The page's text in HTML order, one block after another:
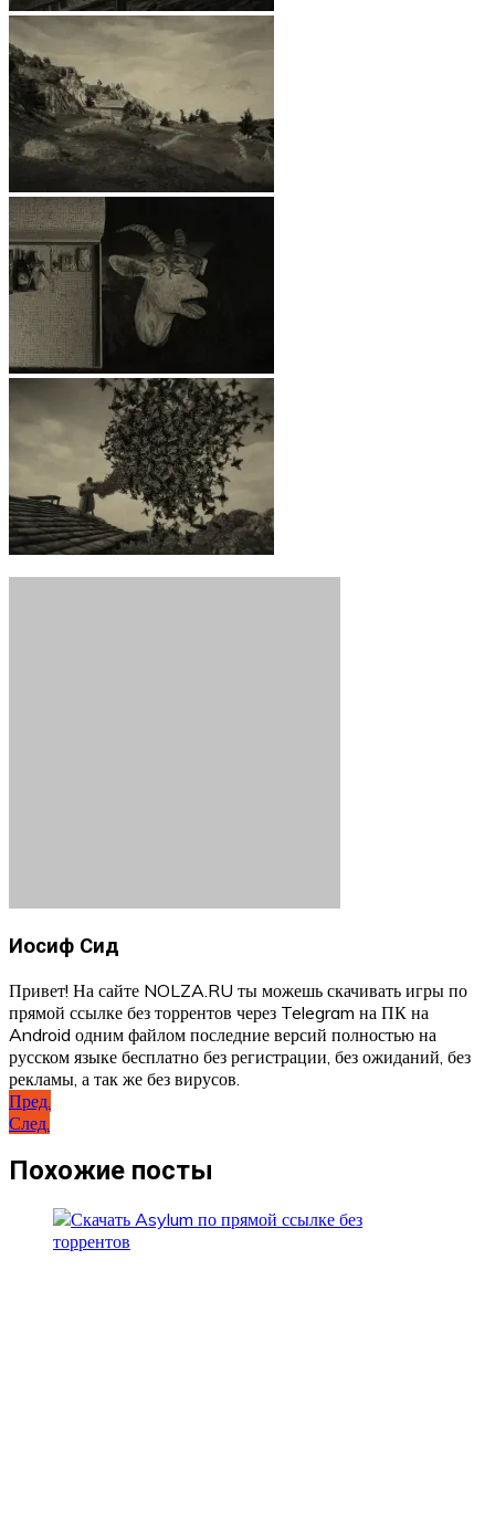
Иосиф Сид
Привет! На сайте NOLZA.RU ты можешь скачивать игры по
прямой ссылке без торрентов через Telegram на ПК на
Android одним файлом последние версий полностью на
русском языке бесплатно без регистрации, без ожиданий, без
рекламы, а так же без вирусов.
Навигация
по
записям
Пред.
След.
Похожие посты